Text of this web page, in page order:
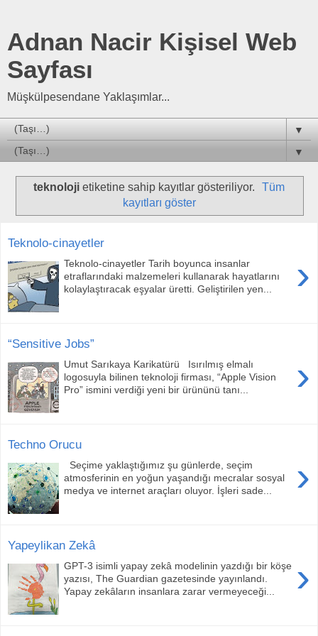
Adnan Nacir Kişisel Web
Sayfası
Müşkülpesendane Yaklaşımlar...
▼
▼
teknolojietiketine sahip kayıtlar gösteriliyor.
Tüm
kayıtları göster
Teknolo-cinayetler
›
Teknolo-cinayetler Tarih boyunca insanlar
etraflarındaki malzemeleri kullanarak hayatlarını
kolaylaştıracak eşyalar üretti. Geliştirilen yen...
“Sensitive Jobs”
›
Umut Sarıkaya Karikatürü Isırılmış elmalı
logosuyla bilinen teknoloji firması, “Apple Vision
Pro” ismini verdiği yeni bir ürününü tanı...
Techno Orucu
›
Seçime yaklaştığımız şu günlerde, seçim
atmosferinin en yoğun yaşandığı mecralar sosyal
medya ve internet araçları oluyor. İşleri sade...
Yapeylikan Zekâ
›
GPT-3 isimli yapay zekâ modelinin yazdığı bir köşe
yazısı, The Guardian gazetesinde yayınlandı.
Yapay zekâların insanlara zarar vermeyeceği...